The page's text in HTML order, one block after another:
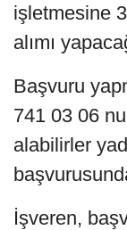
işletmesine
alımı
Başvuru
741 03 06
alabilirler
İşveren,